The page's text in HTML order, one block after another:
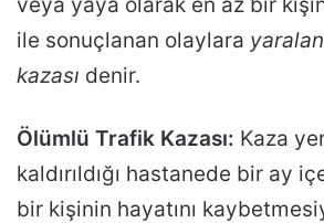
ile sonuçlanan olaylara
kazası denir.
Ölümlü Trafik Kazası: Kaza
kaldırıldığı hastanede bir ay
bir kişinin hayatını